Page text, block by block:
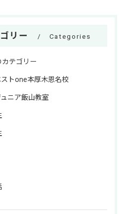
リー Categories
カテゴリー
ストone本厚木恩名校
ュニア飯山教室